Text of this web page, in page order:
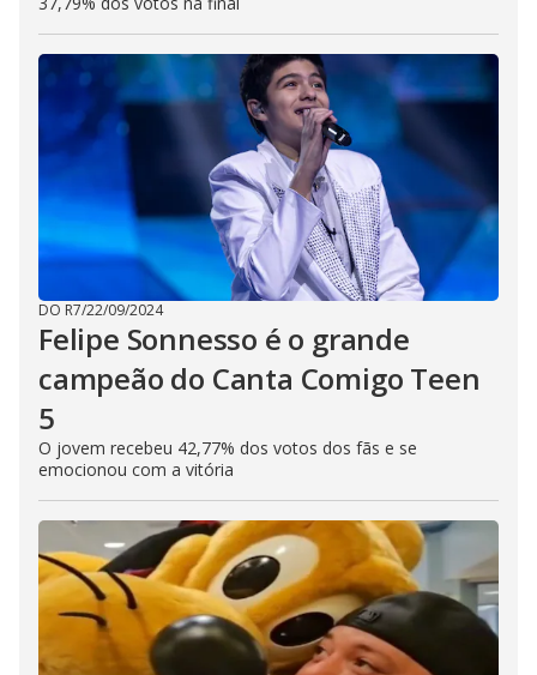
DO R7/22/09/2024
Felipe Sonnesso é o grande
campeão do Canta Comigo Teen
5
O jovem recebeu 42,77% dos votos dos fãs e se
emocionou com a vitória